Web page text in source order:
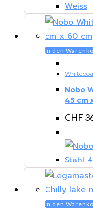
In den
Nobo
45 cm
CHF
In den